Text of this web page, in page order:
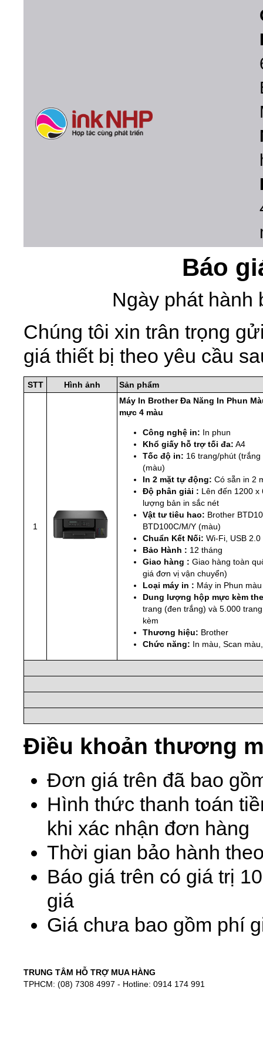
Báo
Ngày phát hành
Chúng tôi xin trân trọng
giá thiết bị theo yêu cầu
STT Hình ảnh Sản phẩm
1
Máy In Brother Đa Năng In Phun
mực 4 màu
Công nghệ in: In phun
Khổ giấy hỗ trợ tối đa: A4
Tốc độ in: 16 trang/phút
(màu)
In 2 mặt tự động: Có sẵn in 2
Độ phân giải : Lên đến 1200 x
lượng bản in sắc nét
Vật tư tiêu hao: Brother
BTD100C/M/Y (màu)
Chuẩn Kết Nối: Wi-Fi, USB
Bảo Hành : 12 tháng
Giao hàng : Giao hàng toàn
giá đơn vị vận chuyển)
Loại máy in : Máy in Phun
Dung lượng hộp mực kèm
trang (đen trắng) và 5.000
kèm
Thương hiệu: Brother
Chức năng: In màu, Scan
Điều khoản thương
Đơn giá trên đã bao
Hình thức thanh toán
khi xác nhận đơn hàng
Thời gian bảo hành
Báo giá trên có giá trị
giá
Giá chưa bao gồm phí
TRUNG TÂM HỖ TRỢ MUA HÀNG
TPHCM: (08) 7308 4997 - Hotline: 0914 174 991